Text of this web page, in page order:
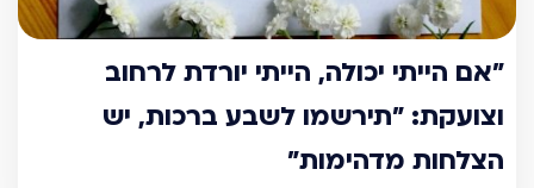
"אם הייתי יכולה, הייתי יורדת לרחוב
וצועקת: "תירשמו לשבע ברכות, יש
הצלחות מדהימות"